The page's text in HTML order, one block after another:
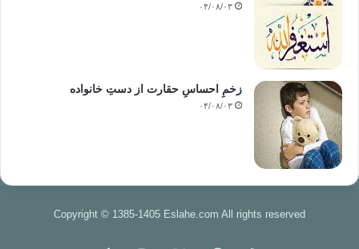
۰۴/۰۸/۰۳
زخمِ احساسِ حقارت از دستِ خانواده
۰۴/۰۸/۰۳
Copyright © 1385-1405 Eslahe.com All rights reserved